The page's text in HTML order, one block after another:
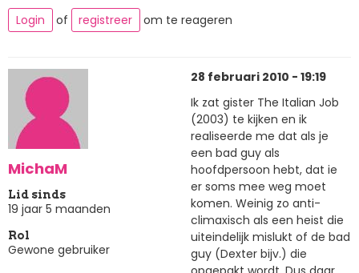
Login
of registreer om te reageren
MichaM
Lid sinds
19 jaar 5 maanden
Rol
Gewone gebruiker
28 februari 2010 - 19:19
Ik zat gister The Italian Job
(2003) te kijken en ik
realiseerde me dat als je
een bad guy als
hoofdpersoon hebt, dat ie
er soms mee weg moet
komen. Weinig zo anti-
climaxisch als een heist die
uiteindelijk mislukt of de bad
guy (Dexter bijv.) die